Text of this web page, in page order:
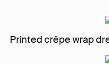
Printed crêpe wrap